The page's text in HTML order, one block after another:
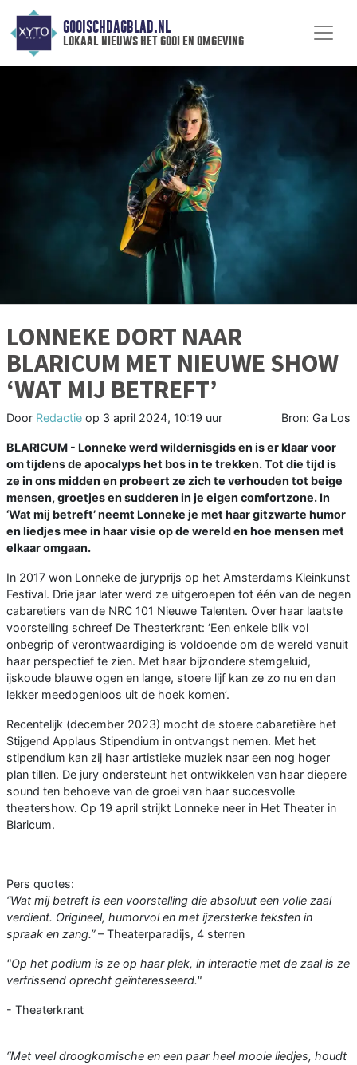
GOOISCHDAGBLAD.NL
lokaal nieuws het gooi en omgeving
LONNEKE DORT NAAR
BLARICUM MET NIEUWE SHOW
‘WAT MIJ BETREFT’
Door Redactie op 3 april 2024, 10:19 uur Bron: Ga Los
BLARICUM - Lonneke werd wildernisgids en is er klaar voor
om tijdens de apocalyps het bos in te trekken. Tot die tijd is
ze in ons midden en probeert ze zich te verhouden tot beige
mensen, groetjes en sudderen in je eigen comfortzone. In
‘Wat mij betreft’ neemt Lonneke je met haar gitzwarte humor
en liedjes mee in haar visie op de wereld en hoe mensen met
elkaar omgaan.
In 2017 won Lonneke de juryprijs op het Amsterdams Kleinkunst
Festival. Drie jaar later werd ze uitgeroepen tot één van de negen
cabaretiers van de NRC 101 Nieuwe Talenten. Over haar laatste
voorstelling schreef De Theaterkrant: ‘Een enkele blik vol
onbegrip of verontwaardiging is voldoende om de wereld vanuit
haar perspectief te zien. Met haar bijzondere stemgeluid,
ijskoude blauwe ogen en lange, stoere lijf kan ze zo nu en dan
lekker meedogenloos uit de hoek komen’.
Recentelijk (december 2023) mocht de stoere cabaretière het
Stijgend Applaus Stipendium in ontvangst nemen. Met het
stipendium kan zij haar artistieke muziek naar een nog hoger
plan tillen. De jury ondersteunt het ontwikkelen van haar diepere
sound ten behoeve van de groei van haar succesvolle
theatershow. Op 19 april strijkt Lonneke neer in Het Theater in
Blaricum.
Pers quotes:
“Wat mij betreft is een voorstelling die absoluut een volle zaal
verdient. Origineel, humorvol en met ijzersterke teksten in
spraak en zang.”– Theaterparadijs, 4 sterren
"Op het podium is ze op haar plek, in interactie met de zaal is ze
verfrissend oprecht geïnteresseerd."
- Theaterkrant
“Met veel droogkomische en een paar heel mooie liedjes, houdt